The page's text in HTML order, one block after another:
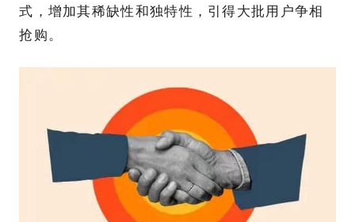
式，增加其稀缺性和独特性，引得大批用户争相
抢购。